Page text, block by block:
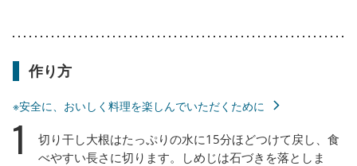
作り方
※安全に、おいしく料理を楽しんでいただくために
1
切り干し大根はたっぷりの水に15分ほどつけて戻し、食
べやすい長さに切ります。しめじは石づきを落としま